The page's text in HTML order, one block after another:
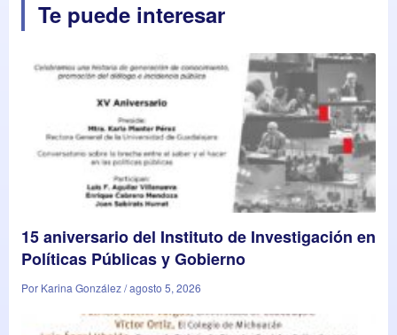
Te puede interesar
15 aniversario del Instituto de Investigación en
Políticas Públicas y Gobierno
Por Karina González / agosto 5, 2026